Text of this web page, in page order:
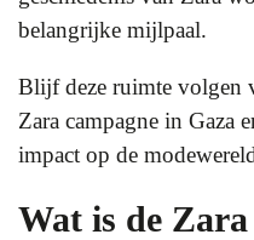
belangrijke mijlpaal.
Blijf deze ruimte volgen
Zara campagne in Gaza
impact op de
Wat is de